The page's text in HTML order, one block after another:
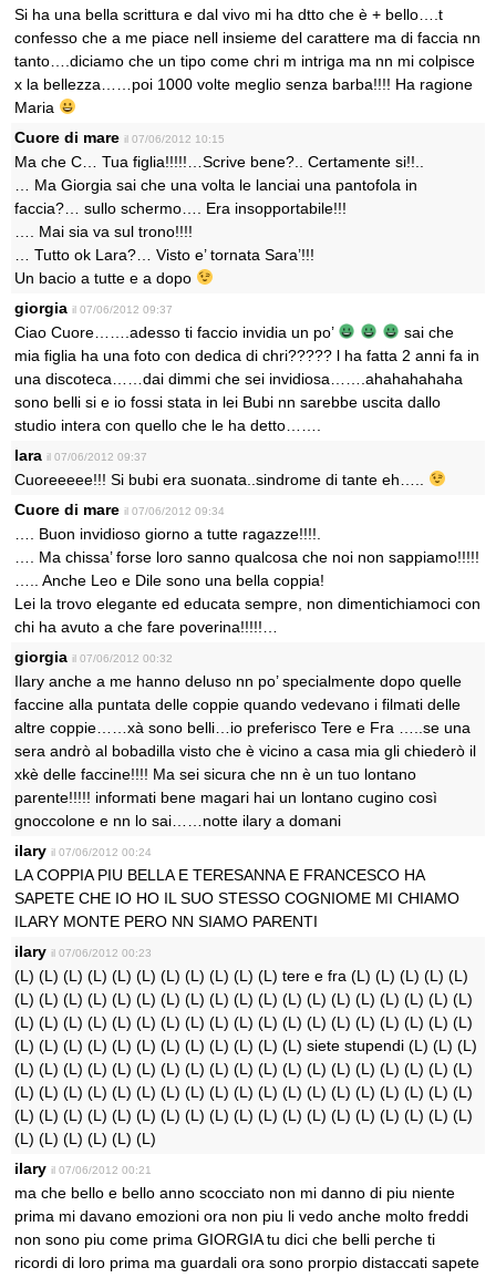
Si ha una bella scrittura e dal vivo mi ha dtto che è + bello….t
confesso che a me piace nell insieme del carattere ma di faccia nn
tanto….diciamo che un tipo come chri m intriga ma nn mi colpisce
x la bellezza……poi 1000 volte meglio senza barba!!!! Ha ragione
Maria
Cuore di mare il 07/06/2012 10:15
Ma che C… Tua figlia!!!!!…Scrive bene?.. Certamente si!!..
… Ma Giorgia sai che una volta le lanciai una pantofola in
faccia?… sullo schermo…. Era insopportabile!!!
…. Mai sia va sul trono!!!!
… Tutto ok Lara?… Visto e’ tornata Sara’!!!
Un bacio a tutte e a dopo
giorgia il 07/06/2012 09:37
Ciao Cuore…….adesso ti faccio invidia un po’
sai che
mia figlia ha una foto con dedica di chri????? l ha fatta 2 anni fa in
una discoteca……dai dimmi che sei invidiosa…….ahahahahaha
sono belli si e io fossi stata in lei Bubi nn sarebbe uscita dallo
studio intera con quello che le ha detto…….
lara il 07/06/2012 09:37
Cuoreeeee!!! Si bubi era suonata..sindrome di tante eh…..
Cuore di mare il 07/06/2012 09:34
…. Buon invidioso giorno a tutte ragazze!!!!.
…. Ma chissa’ forse loro sanno qualcosa che noi non sappiamo!!!!!
….. Anche Leo e Dile sono una bella coppia!
Lei la trovo elegante ed educata sempre, non dimentichiamoci con
chi ha avuto a che fare poverina!!!!!…
giorgia il 07/06/2012 00:32
Ilary anche a me hanno deluso nn po’ specialmente dopo quelle
faccine alla puntata delle coppie quando vedevano i filmati delle
altre coppie……xà sono belli…io preferisco Tere e Fra …..se una
sera andrò al bobadilla visto che è vicino a casa mia gli chiederò il
xkè delle faccine!!!! Ma sei sicura che nn è un tuo lontano
parente!!!!! informati bene magari hai un lontano cugino così
gnoccolone e nn lo sai……notte ilary a domani
ilary il 07/06/2012 00:24
LA COPPIA PIU BELLA E TERESANNA E FRANCESCO HA
SAPETE CHE IO HO IL SUO STESSO COGNIOME MI CHIAMO
ILARY MONTE PERO NN SIAMO PARENTI
ilary il 07/06/2012 00:23
(L) (L) (L) (L) (L) (L) (L) (L) (L) (L) (L) tere e fra (L) (L) (L) (L) (L)
(L) (L) (L) (L) (L) (L) (L) (L) (L) (L) (L) (L) (L) (L) (L) (L) (L) (L) (L)
(L) (L) (L) (L) (L) (L) (L) (L) (L) (L) (L) (L) (L) (L) (L) (L) (L) (L) (L)
(L) (L) (L) (L) (L) (L) (L) (L) (L) (L) (L) (L) siete stupendi (L) (L) (L)
(L) (L) (L) (L) (L) (L) (L) (L) (L) (L) (L) (L) (L) (L) (L) (L) (L) (L) (L)
(L) (L) (L) (L) (L) (L) (L) (L) (L) (L) (L) (L) (L) (L) (L) (L) (L) (L) (L)
(L) (L) (L) (L) (L) (L) (L) (L) (L) (L) (L) (L) (L) (L) (L) (L) (L) (L) (L)
(L) (L) (L) (L) (L) (L)
ilary il 07/06/2012 00:21
ma che bello e bello anno scocciato non mi danno di piu niente
prima mi davano emozioni ora non piu li vedo anche molto freddi
non sono piu come prima GIORGIA tu dici che belli perche ti
ricordi di loro prima ma guardali ora sono prorpio distaccati sapete